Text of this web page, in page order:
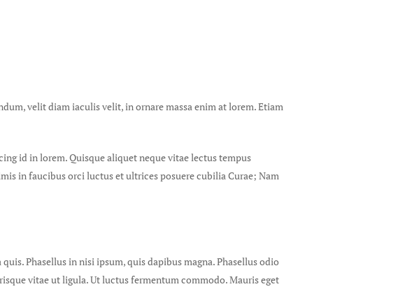
velit diam iaculis velit, in ornare massa enim at lorem. Etiam
id in lorem. Quisque aliquet neque vitae lectus tempus
in faucibus orci luctus et ultrices posuere cubilia Curae; Nam
Phasellus in nisi ipsum, quis dapibus magna. Phasellus odio
vitae ut ligula. Ut luctus fermentum commodo. Mauris eget